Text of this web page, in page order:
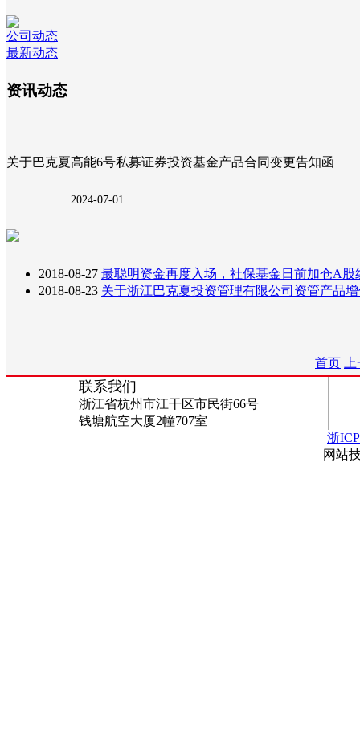
公司动态
最新动态
资讯动态
关于巴克夏高能6号私募证券投资基金产品合同变更告知函
2024-07-01
2018-08-27 最聪明资金再度入场，社保基金日前加仓A股
2018-08-23 关于浙江巴克夏投资管理有限公司资管产品
首页 上
联系我们
浙江省杭州市江干区市民街66号
钱塘航空大厦2幢707室
浙
网站